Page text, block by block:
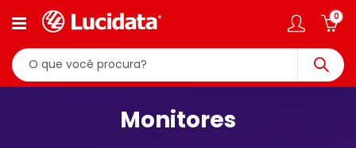
0
Monitores